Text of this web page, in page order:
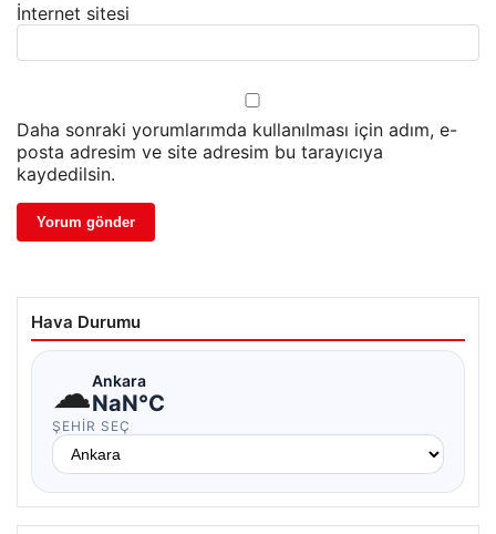
İnternet sitesi
Daha sonraki yorumlarımda kullanılması için adım, e-
posta adresim ve site adresim bu tarayıcıya
kaydedilsin.
Hava Durumu
☁Ankara
NaN°C
ŞEHIR SEÇ